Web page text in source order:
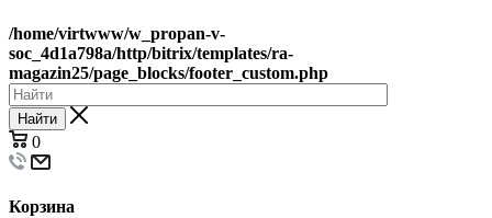
/home/virtwww/w_propan-v-
soc_4d1a798a/http/bitrix/templates/ra-
magazin25/page_blocks/footer_custom.php
Найти
0
Корзина